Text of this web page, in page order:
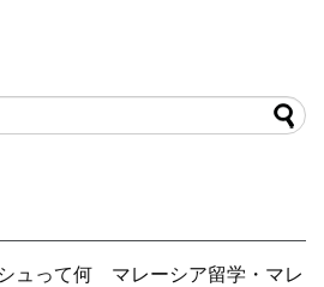
ュって何 マレーシア留学・マレ